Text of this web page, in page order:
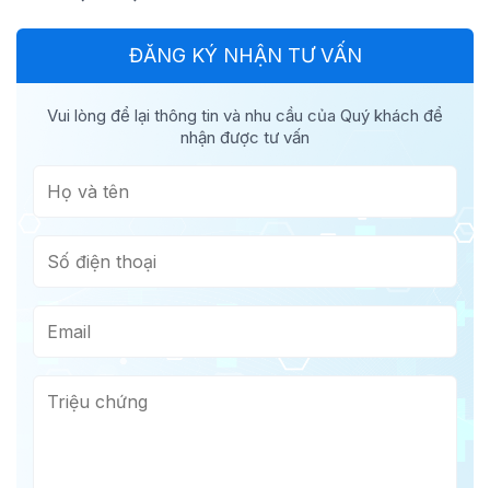
ĐĂNG KÝ NHẬN TƯ VẤN
Vui lòng để lại thông tin và nhu cầu của Quý khách để
nhận được tư vấn